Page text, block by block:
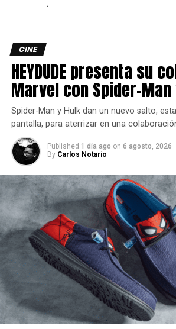
pondrá a prueba sus ideales, su fuerza
para superar las heridas del pasado.
La Kryptoniana más
Si hay algo que hace perfecto
una de las mejores versiones de
Milly Alcock entendió a la perfección
esta heroínaquien, a diferencia de su
recuerda el cómo fue perder su planeta
familia; ella sigue cargando con la
la culpa de ser la única que sobrevivió a
Krypton, lo cual es muy bien
CINE
HEYDUDE presenta su
Marvel con Spider-Man
Spider-Man y Hulk dan un nuevo salto,
pantalla, para aterrizar en una
Published 1 día ago on 6 agosto, 2026
By Carlos Notario